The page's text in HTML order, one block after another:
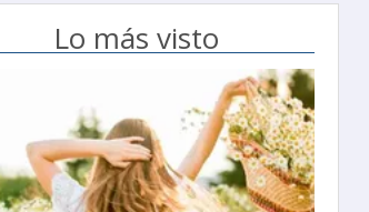
Lo más visto